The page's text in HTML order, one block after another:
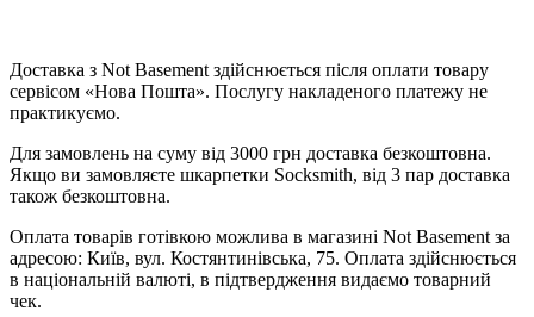
Доставка з Not Basement здійснюється після оплати товару
сервісом «Нова Пошта». Послугу накладеного платежу не
практикуємо.
Для замовлень на суму від 3000 грн доставка безкоштовна.
Якщо ви замовляєте шкарпетки Socksmith, від 3 пар доставка
також безкоштовна.
Оплата товарів готівкою можлива в магазині Not Basement за
адресою: Київ, вул. Костянтинівська, 75. Оплата здійснюється
в національній валюті, в підтвердження видаємо товарний
чек.